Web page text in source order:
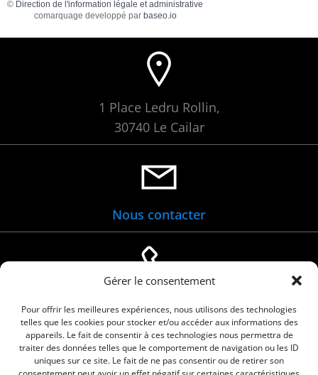
Gérer le consentement
Pour offrir les meilleures expériences, nous utilisons des technologies
telles que les cookies pour stocker et/ou accéder aux informations des
appareils. Le fait de consentir à ces technologies nous permettra de
traiter des données telles que le comportement de navigation ou les ID
uniques sur ce site. Le fait de ne pas consentir ou de retirer son
© Direction de l'information légale et administrative
comarquage developpé par baseo.io
1 Place Ledru Rollin,
30740 Le Cailar
Nous contacter
04 66 88 01 05